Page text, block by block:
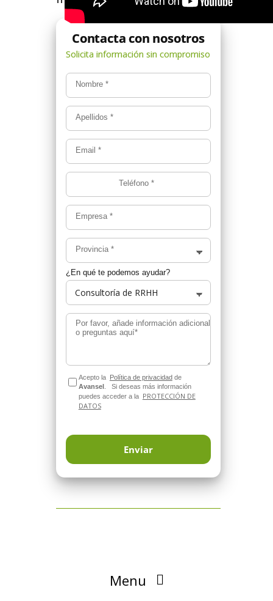
Nombre *
Apellidos *
Email *
Teléfono *
Empresa *
Provincia *
¿En qué te podemos ayudar?
Por favor, añade información adicional
o preguntas aquí*
Acepto la Política de privacidad de
Avansel
Si deseas más información
puedes acceder a la PROTECCIÓN DE
DATOS
Menu